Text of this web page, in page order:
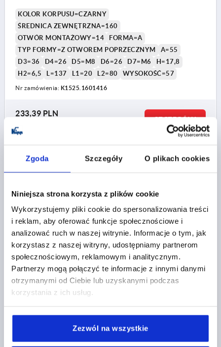
Zgoda Szczegóły O plikach cookies
Niniejsza strona korzysta z plików cookie
Wykorzystujemy pliki cookie do spersonalizowania treści
i reklam, aby oferować funkcje społecznościowe i
analizować ruch w naszej witrynie. Informacje o tym, jak
korzystasz z naszej witryny, udostępniamy partnerom
społecznościowym, reklamowym i analitycznym.
Partnerzy mogą połączyć te informacje z innymi danymi
otrzymanymi od Ciebie lub uzyskanymi podczas
korzystania z ich usług.
Zezwól na wszystkie
KOLOR KORPUSU=CZARNY
ŚREDNICA ZEWNĘTRZNA=160
OTWÓR MONTAŻOWY=14
FORMA=A
TYP FORMY=Z OTWOREM POPRZECZNYM
A=55
D3=36
D4=26 D5=M8 D6=26 D7=M6
H=17,8
H2=6,5
L=137 L1=20 L2=80 WYSOKOŚĆ=57
Nr zamówienia: K1525.1601416
233,39 PLN
plus koszty wysyłki
SZCZEGÓŁY
K1525
KOLO RECZNE 2-RAMIENNE D1=160, FORMA:A Z
OTWOREM POPRZECZNYM, D2=16, ALUMINIUM
CZARNY, CZĘŚCI STALOWE: STAL, PRZEKŁADANY
UCHWYT CYLINDR
KOLOR KORPUSU=CZARNY
ŚREDNICA ZEWNĘTRZNA=160
TYP FORMY=Z OTWOREM POPRZECZNYM
A=55
D5=M8 D6=26 D7=M6